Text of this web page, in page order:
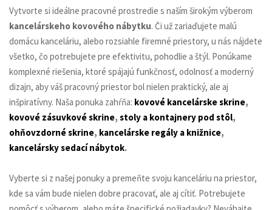
Vytvorte si ideálne pracovné prostredie s naším širokým výberom
kancelárskeho kovového nábytku. Či už zariaďujete malú
domácu kanceláriu, alebo rozsiahle firemné priestory, u nás nájdete
všetko, čo potrebujete pre efektivitu, pohodlie a štýl. Ponúkame
komplexné riešenia, ktoré spájajú funkčnosť, odolnosť a moderný
dizajn, aby váš pracovný priestor bol nielen praktický, ale aj
inšpiratívny. Naša ponuka zahŕňa: kovové kancelárske skrine,
kovové zásuvkové skrine, stoly a kontajnery pod stôl,
ohňovzdorné skrine, kancelárske regály a knižnice,
kancelársky sedací nábytok.
Vyberte si z našej ponuky a premeňte svoju kanceláriu na priestor,
kde sa vám bude nielen dobre pracovať, ale aj cítiť. Potrebujete